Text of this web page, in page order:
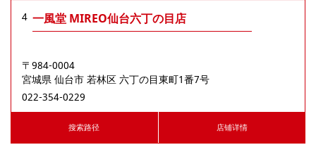
4 一風堂 MIREO仙台六丁の目店
〒984-0004
宮城県仙台市若林区六丁の目東町1番7号
022-354-0229
搜索路径 店铺详情